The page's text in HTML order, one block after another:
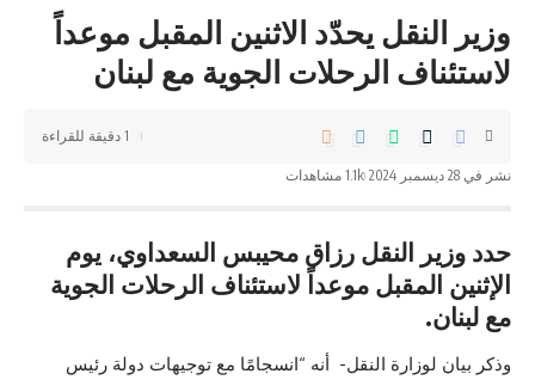
وزير النقل يحدّد الاثنين المقبل موعداً
لاستئناف الرحلات الجوية مع لبنان
نشر في 28 ديسمبر 2024 1.1k مشاهدات
1 دقيقة للقراءة
حدد وزير النقل رزاق محيبس السعداوي، يوم
الإثنين المقبل موعداً لاستئناف الرحلات الجوية
مع لبنان.
وذكر بيان لوزارة النقل- أنه “انسجامًا مع توجيهات دولة رئيس